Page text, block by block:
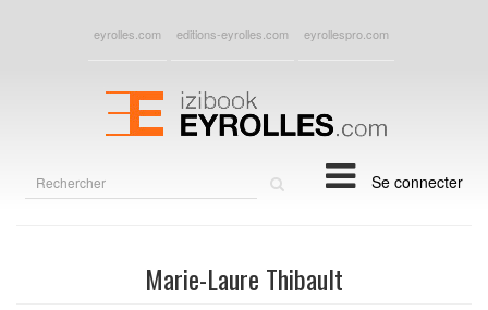
eyrolles.com editions-eyrolles.com eyrollespro.com
Se connecter
Marie-Laure Thibault